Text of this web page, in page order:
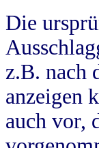
Die
z.B. nach
anzeigen
auch vor,